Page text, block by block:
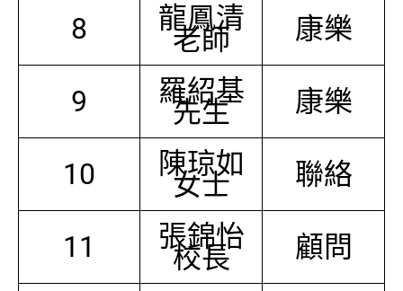
8 龍鳳清
老師 康樂
9 羅紹基
先生 康樂
10 陳琼如
女士 聯絡
11 張錦怡
校長 顧問